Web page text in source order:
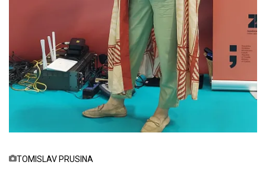
TOMISLAV PRUSINA